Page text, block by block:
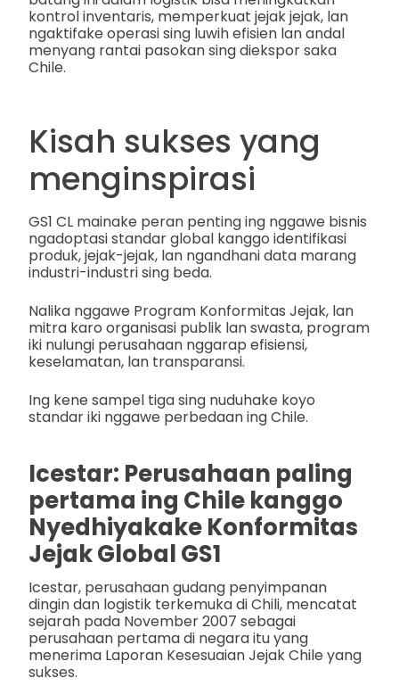
kontrol inventaris, memperkuat jejak jejak, lan
ngaktifake operasi sing luwih efisien lan andal
menyang rantai pasokan sing diekspor saka
Chile.
Kisah sukses yang
menginspirasi
GS1 CL mainake peran penting ing nggawe bisnis
ngadoptasi standar global kanggo identifikasi
produk, jejak-jejak, lan ngandhani data marang
industri-industri sing beda.
Nalika nggawe Program Konformitas Jejak, lan
mitra karo organisasi publik lan swasta, program
iki nulungi perusahaan nggarap efisiensi,
keselamatan, lan transparansi.
Ing kene sampel tiga sing nuduhake koyo
standar iki nggawe perbedaan ing Chile.
Icestar: Perusahaan paling
pertama ing Chile kanggo
Nyedhiyakake Konformitas
Jejak Global GS1
Icestar, perusahaan gudang penyimpanan
dingin dan logistik terkemuka di Chili, mencatat
sejarah pada November 2007 sebagai
perusahaan pertama di negara itu yang
menerima Laporan Kesesuaian Jejak Chile yang
sukses.